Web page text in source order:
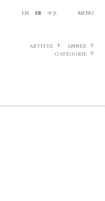
EN FR 中文 MENU
ARTISTE
ANNÉE
CATÉGORIE